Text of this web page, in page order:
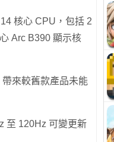
核心 CPU，包括 2
Arc B390 顯示核
來較舊款產品未能
至 120Hz 可變更新